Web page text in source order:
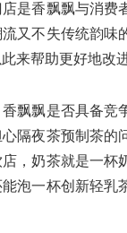
是香飘飘与消
又不失传统韵
来帮助更好地改
飘飘是否具备
隔夜茶预制茶
，奶茶就是一
泡一杯创新轻